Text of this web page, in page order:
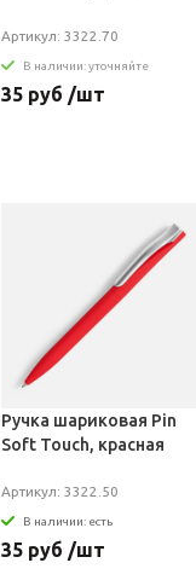
Артикул: 3322.70
В наличии: уточняйте
35 руб /шт
Ручка шариковая Pin
Soft Touch, красная
Артикул: 3322.50
В наличии: есть
35 руб /шт